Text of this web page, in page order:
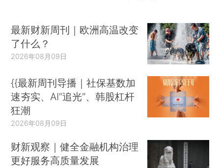
最新财新周刊｜欧洲高温改变
了什么？
2026年08月09日
{{最新周刊导播｜社保基数加
速夯实、AI“追光”、韩股杠杆
狂潮
2026年08月09日
财新观察｜健全金融机构治理
更好服务高质量发展